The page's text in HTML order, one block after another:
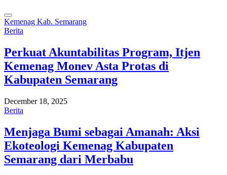
Kemenag Kab. Semarang
Berita
Perkuat Akuntabilitas Program, Itjen
Kemenag Monev Asta Protas di
Kabupaten Semarang
December 18, 2025
Berita
Menjaga Bumi sebagai Amanah: Aksi
Ekoteologi Kemenag Kabupaten
Semarang dari Merbabu